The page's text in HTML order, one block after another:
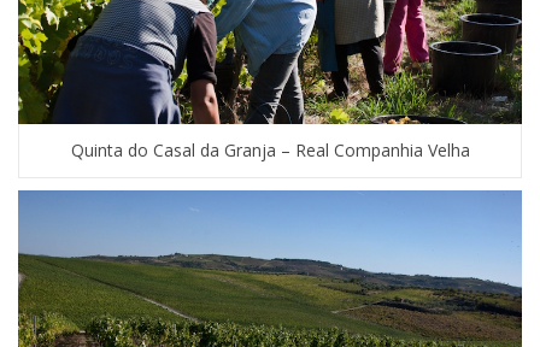
Quinta do Casal da Granja – Real Companhia Velha